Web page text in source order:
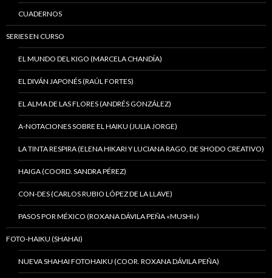
CUADERNOS
SERIES EN CURSO
EL MUNDO DEL KIGO (MARCELA CHANDÍA)
EL DIVÁN JAPONÉS (RAÚL FORTES)
EL ALMA DE LAS FLORES (ANDRÉS GONZÁLEZ)
A-NOTACIONES SOBRE EL HAIKU (JULIA JORGE)
LA TINTA RESPIRA (ELENA HIKARI Y LUCIANA RAGO, DE SHODO CREATIVO)
HAIGA (COORD. SANDRA PÉREZ)
CON-DES (CARLOS RUBIO LÓPEZ DE LA LLAVE)
PASOS POR MÉXICO (ROXANA DÁVILA PEÑA «MUSHI»)
FOTO-HAIKU (SHAHAI)
NUEVA SHAHAI FOTOHAIKU (COOR. ROXANA DÁVILA PEÑA)